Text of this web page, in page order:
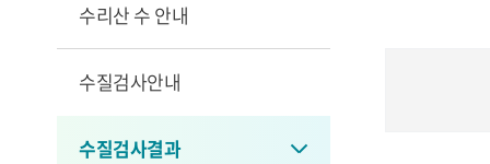
수리산 수 안내
수질검사안내
수질검사결과